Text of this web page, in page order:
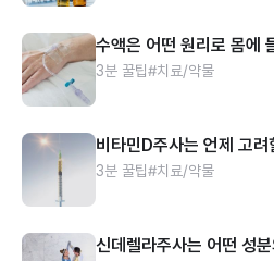
수액은 어떤 원리로 몸에
3분 꿀팁#치료/약물
비타민D주사는 언제 고
3분 꿀팁#치료/약물
신데렐라주사는 어떤 성